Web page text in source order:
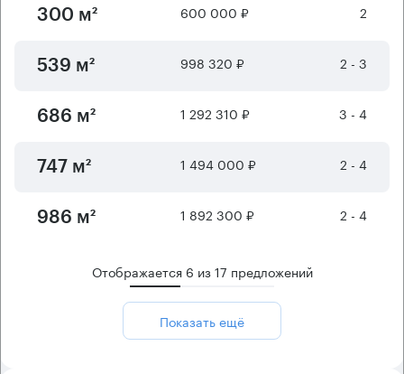
300 м² 600 000 ₽ 2
539 м² 998 320 ₽ 2 - 3
686 м² 1 292 310 ₽ 3 - 4
747 м² 1 494 000 ₽ 2 - 4
986 м² 1 892 300 ₽ 2 - 4
Отображается 6 из17 предложений
Показать ещё